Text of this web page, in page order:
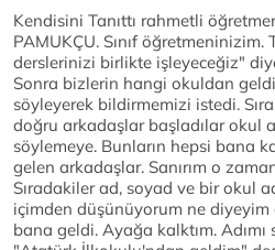
Kendisini Tanıttı rahmetli
PAMUKÇU. Sınıf öğretmeninizim.
derslerinizi birlikte işleyeceğiz"
Sonra bizlerin hangi okuldan
söyleyerek bildirmemizi istedi.
doğru arkadaşlar başladılar okul
söylemeye. Bunların hepsi bana
gelen arkadaşlar. Sanırım o
Sıradakiler ad, soyad ve bir okul
içimden düşünüyorum ne diyeyim
bana geldi. Ayağa kalktım. Adımı